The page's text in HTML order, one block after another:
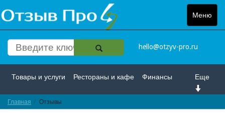
Меню
Toggle
hello@otzyv-pro.ru
Еще
Товары и услуги Рестораны и кафе Финансы
Красота и здоровье
Главная Отзывы